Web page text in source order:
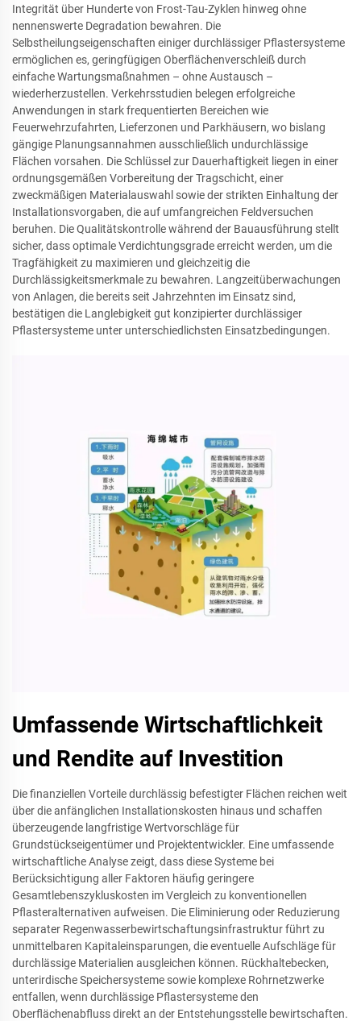
Integrität über Hunderte von Frost-Tau-Zyklen hinweg ohne
nennenswerte Degradation bewahren. Die
Selbstheilungseigenschaften einiger durchlässiger Pflastersysteme
ermöglichen es, geringfügigen Oberflächenverschleiß durch
einfache Wartungsmaßnahmen – ohne Austausch –
wiederherzustellen. Verkehrsstudien belegen erfolgreiche
Anwendungen in stark frequentierten Bereichen wie
Feuerwehrzufahrten, Lieferzonen und Parkhäusern, wo bislang
gängige Planungsannahmen ausschließlich undurchlässige
Flächen vorsahen. Die Schlüssel zur Dauerhaftigkeit liegen in einer
ordnungsgemäßen Vorbereitung der Tragschicht, einer
zweckmäßigen Materialauswahl sowie der strikten Einhaltung der
Installationsvorgaben, die auf umfangreichen Feldversuchen
beruhen. Die Qualitätskontrolle während der Bauausführung stellt
sicher, dass optimale Verdichtungsgrade erreicht werden, um die
Tragfähigkeit zu maximieren und gleichzeitig die
Durchlässigkeitsmerkmale zu bewahren. Langzeitüberwachungen
von Anlagen, die bereits seit Jahrzehnten im Einsatz sind,
bestätigen die Langlebigkeit gut konzipierter durchlässiger
Pflastersysteme unter unterschiedlichsten Einsatzbedingungen.
Umfassende Wirtschaftlichkeit
und Rendite auf Investition
Die finanziellen Vorteile durchlässig befestigter Flächen reichen weit
über die anfänglichen Installationskosten hinaus und schaffen
überzeugende langfristige Wertvorschläge für
Grundstückseigentümer und Projektentwickler. Eine umfassende
wirtschaftliche Analyse zeigt, dass diese Systeme bei
Berücksichtigung aller Faktoren häufig geringere
Gesamtlebenszykluskosten im Vergleich zu konventionellen
Pflasteralternativen aufweisen. Die Eliminierung oder Reduzierung
separater Regenwasserbewirtschaftungsinfrastruktur führt zu
unmittelbaren Kapitaleinsparungen, die eventuelle Aufschläge für
durchlässige Materialien ausgleichen können. Rückhaltebecken,
unterirdische Speichersysteme sowie komplexe Rohrnetzwerke
entfallen, wenn durchlässige Pflastersysteme den
Oberflächenabfluss direkt an der Entstehungsstelle bewirtschaften.